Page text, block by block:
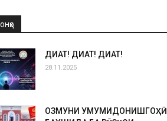
ДИҚҚАТ! ДИҚҚАТ! ДИҚҚАТ!
28.11.2025
ОЗМУНИ УМУМИДОНИШГОҲӢ